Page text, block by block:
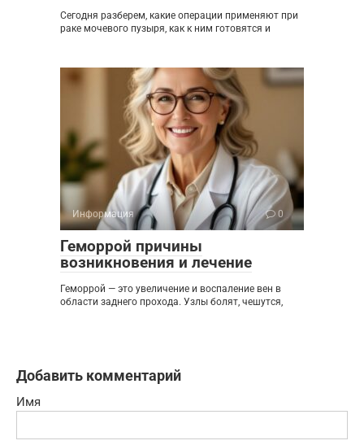
Сегодня разберем, какие операции применяют при
раке мочевого пузыря, как к ним готовятся и
Информация 0
Геморрой причины
возникновения и лечение
Геморрой — это увеличение и воспаление вен в
области заднего прохода. Узлы болят, чешутся,
Добавить комментарий
Имя